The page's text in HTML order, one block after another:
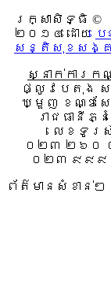
រក្សាសិទ្ធិ ©
២០១៤ ដោយ​ ប
សន្តិសុខសង្
ស្នាក់ការក
ផ្លូវបេតុង
ឃ្មួញ ខណ្ឌស
រាជធានីភ្
លេខទូរ
០២៣ ២៦០
០២៣ ៩៩៩
ព័ត៌មានសំខាន់ៗ